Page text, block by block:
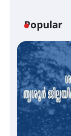
Popular